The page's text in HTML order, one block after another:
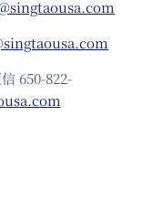
650-822-